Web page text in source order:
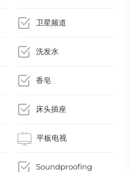
卫星频道
洗发水
香皂
床头插座
平板电视
Soundproofing